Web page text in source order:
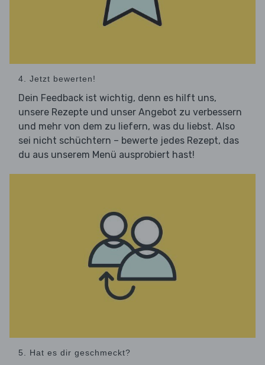
4. Jetzt bewerten!
Dein Feedback ist wichtig, denn es hilft uns,
unsere Rezepte und unser Angebot zu verbessern
und mehr von dem zu liefern, was du liebst. Also
sei nicht schüchtern – bewerte jedes Rezept, das
du aus unserem Menü ausprobiert hast!
5. Hat es dir geschmeckt?